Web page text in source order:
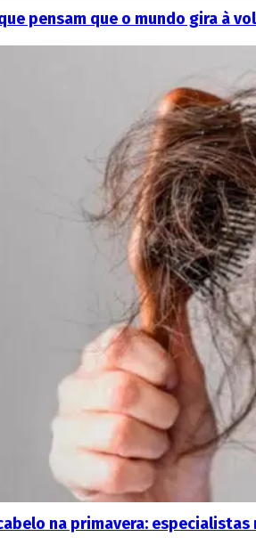
pensam que o mundo gira à
na primavera: